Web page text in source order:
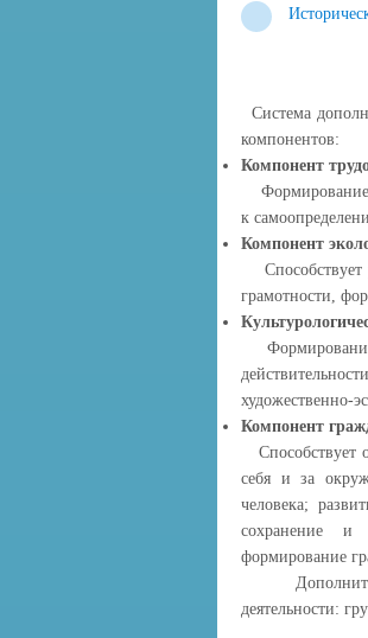
Система
компонентов:
Компонент
Формирование
к
Компонент
Способствует
грамотности,
Формирование
художественно-
Компонент
Способствует
себя и за
человека;
сохранение и
формирование
деятельности: